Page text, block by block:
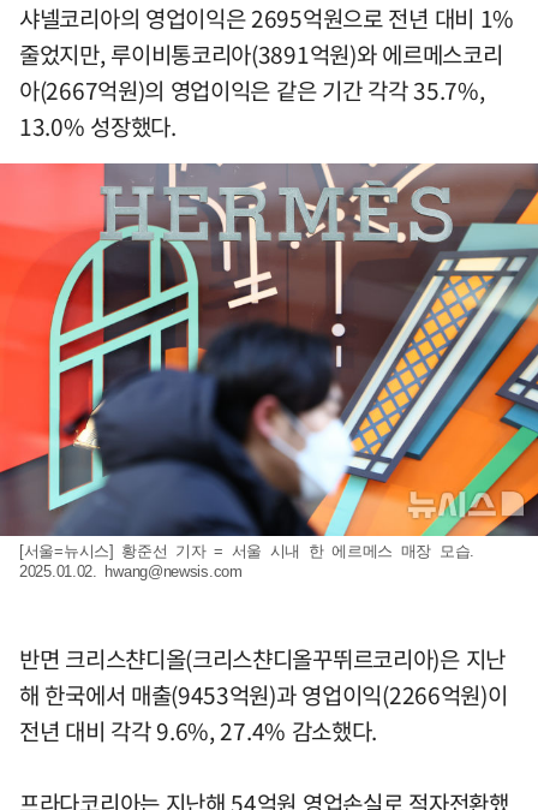
샤넬코리아의 영업이익은 2695억원으로 전년 대비 1%
줄었지만, 루이비통코리아(3891억원)와 에르메스코리
아(2667억원)의 영업이익은 같은 기간 각각 35.7%,
13.0% 성장했다.
[서울=뉴시스] 황준선 기자 = 서울 시내 한 에르메스 매장 모습.
2025.01.02. hwang@newsis.com
반면 크리스챤디올(크리스챤디올꾸뛰르코리아)은 지난
해 한국에서 매출(9453억원)과 영업이익(2266억원)이
전년 대비 각각 9.6%, 27.4% 감소했다.
프라다코리아는 지난해 54억원 영업손실로 적자전환했